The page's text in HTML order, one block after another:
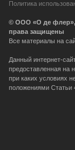
Политика
© ООО «О де флер»,
права защищены
Все материалы на
Данный интернет-
предоставленная на
при каких условиях
положениями Статьи